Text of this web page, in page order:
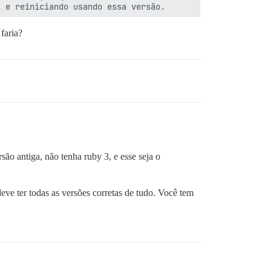
reiniciando usando essa versão.
`block in fork'
`fork'
`load'
`perform'
antiga, não tenha ruby 3, e esse seja o
ter todas as versões corretas de tudo. Você tem